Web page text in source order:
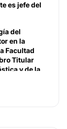
es jefe del
del
en la
Facultad
Titular
y de la
Plástica